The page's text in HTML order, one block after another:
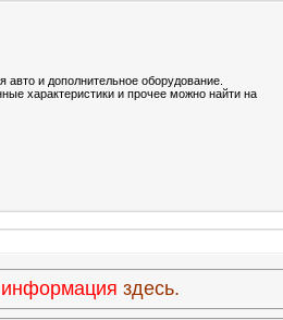
и дополнительное оборудование.
характеристики и прочее можно найти на
информация здесь.